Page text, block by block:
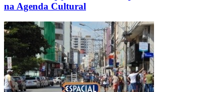
na Agenda Cultural